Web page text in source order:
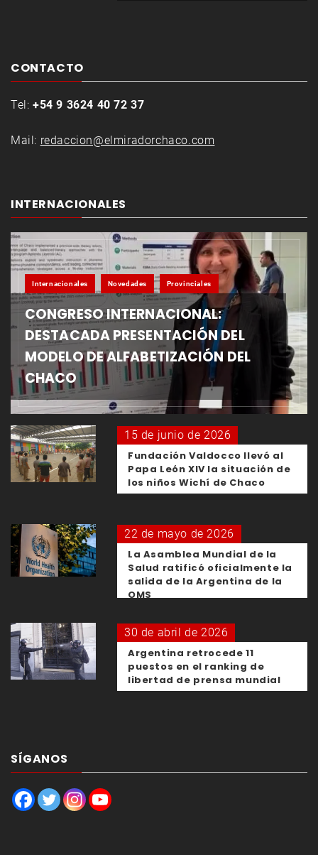
CONTACTO
Tel: +54 9 3624 40 72 37
Mail: redaccion@elmiradorchaco.com
INTERNACIONALES
Internacionales Novedades Provinciales
CONGRESO INTERNACIONAL:
DESTACADA PRESENTACIÓN DEL
MODELO DE ALFABETIZACIÓN DEL
CHACO
15 de junio de 2026
Fundación Valdocco llevó al
Papa León XIV la situación de
los niños Wichí de Chaco
22 de mayo de 2026
La Asamblea Mundial de la
Salud ratificó oficialmente la
salida de la Argentina de la
OMS
30 de abril de 2026
Argentina retrocede 11
puestos en el ranking de
libertad de prensa mundial
SÍGANOS